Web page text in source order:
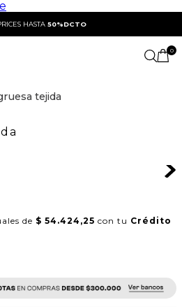
HASTA 50%DCTO
0
tejida
de $ 54.424,25 con tu Crédito